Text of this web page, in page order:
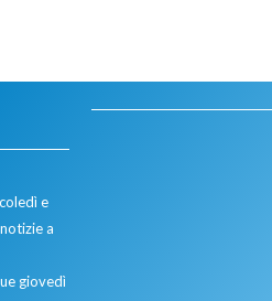
e
a
giovedì